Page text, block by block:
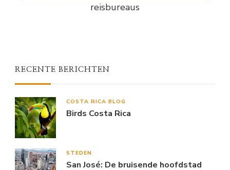
reisbureaus
RECENTE BERICHTEN
COSTA RICA BLOG
Birds Costa Rica
STEDEN
San José: De bruisende hoofdstad